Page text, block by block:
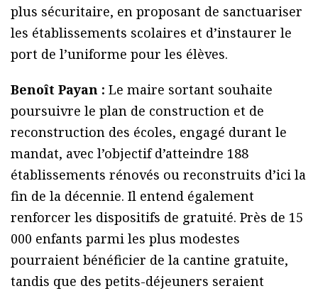
plus sécuritaire, en proposant de sanctuariser
les établissements scolaires et d’instaurer le
port de l’uniforme pour les élèves.
Benoît Payan : Le maire sortant souhaite
poursuivre le plan de construction et de
reconstruction des écoles, engagé durant le
mandat, avec l’objectif d’atteindre 188
établissements rénovés ou reconstruits d’ici la
fin de la décennie. Il entend également
renforcer les dispositifs de gratuité. Près de 15
000 enfants parmi les plus modestes
pourraient bénéficier de la cantine gratuite,
tandis que des petits-déjeuners seraient